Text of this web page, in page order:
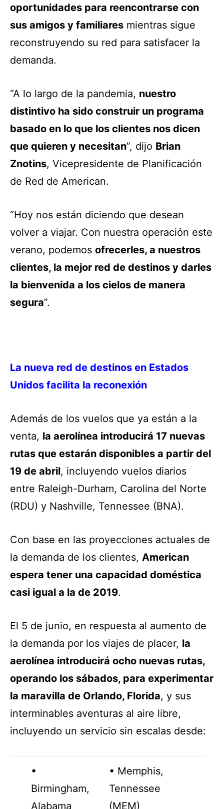
oportunidades para reencontrarse con
sus amigos y familiares mientras sigue
reconstruyendo su red para satisfacer la
demanda.
“A lo largo de la pandemia, nuestro
distintivo ha sido construir un programa
basado en lo que los clientes nos dicen
que quieren y necesitan”, dijo Brian
Znotins, Vicepresidente de Planificación
de Red de American.
“Hoy nos están diciendo que desean
volver a viajar. Con nuestra operación este
verano, podemos ofrecerles, a nuestros
clientes, la mejor red de destinos y darles
la bienvenida a los cielos de manera
segura”.
La nueva red de destinos en Estados
Unidos facilita la reconexión
Además de los vuelos que ya están a la
venta, la aerolínea introducirá 17 nuevas
rutas que estarán disponibles a partir del
19 de abril, incluyendo vuelos diarios
entre Raleigh-Durham, Carolina del Norte
(RDU) y Nashville, Tennessee (BNA).
Con base en las proyecciones actuales de
la demanda de los clientes, American
espera tener una capacidad doméstica
casi igual a la de 2019.
El 5 de junio, en respuesta al aumento de
la demanda por los viajes de placer, la
aerolínea introducirá ocho nuevas rutas,
operando los sábados, para experimentar
la maravilla de Orlando, Florida, y sus
interminables aventuras al aire libre,
incluyendo un servicio sin escalas desde:
•
Birmingham,
Alabama
• Memphis,
Tennessee
(MEM)